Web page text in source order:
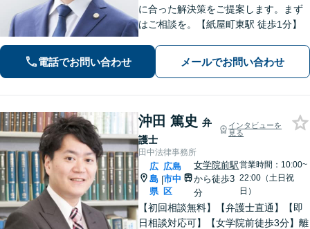
に合った解決策をご提案します。まず
はご相談を。【紙屋町東駅 徒歩1分】
電話でお問い合わせ メールでお問い合わせ
沖田 篤史 弁
護士
インタビューを
見る
田中法律事務所
広
島
県
|
広島
市中
区
女学院前駅
から徒歩3
分
営業時間：10:00~
22:00（土日祝
日）
【初回相談無料】【弁護士直通】【即
日相談対応可】【女学院前徒歩3分】離